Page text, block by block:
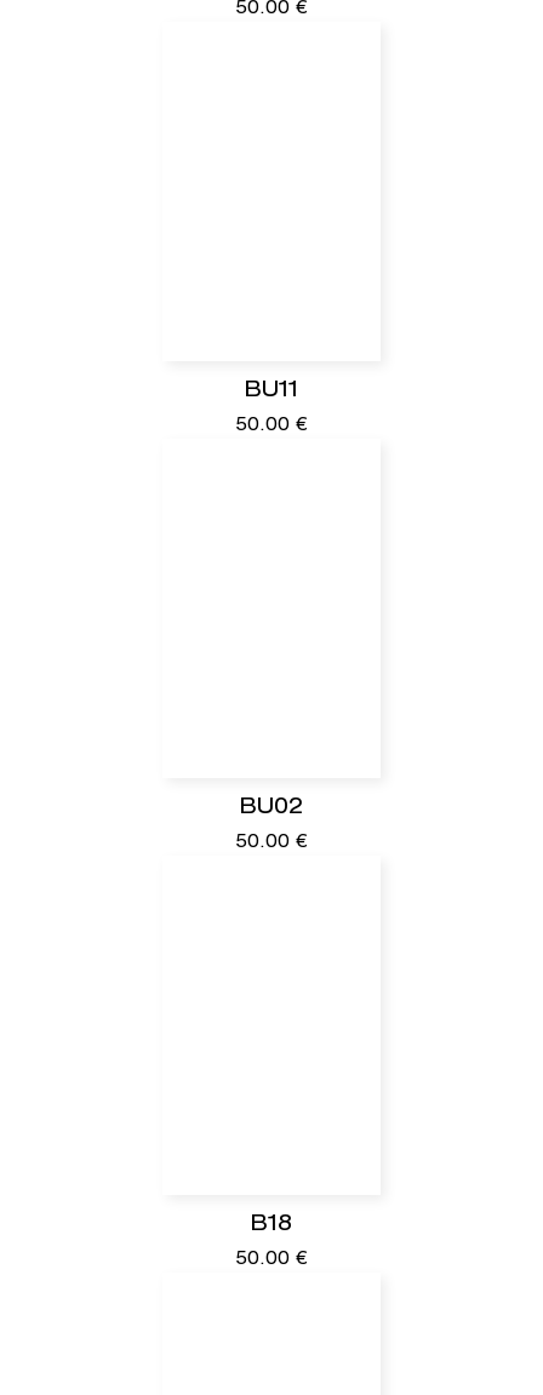
50.00 €
BU11
50.00 €
BU02
50.00 €
B18
50.00 €